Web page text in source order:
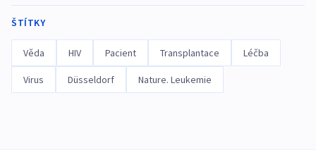
ŠTÍTKY
Věda HIV Pacient Transplantace Léčba
Virus Düsseldorf Nature. Leukemie